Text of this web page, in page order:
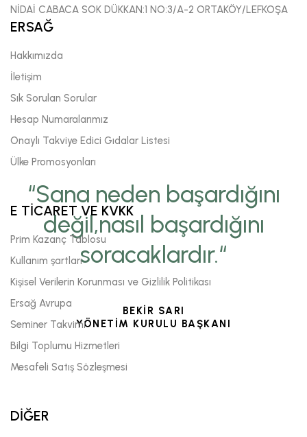
“Sana neden başardığını
değil,nasıl başardığını
soracaklardır.“
BEKİR SARI
YÖNETİM KURULU BAŞKANI
NİDAİ CABACA SOK DÜKKAN:1 NO:3/A-2 ORTAKÖY/LEFKOŞA
ERSAĞ
Hakkımızda
İletişim
Sık Sorulan Sorular
Hesap Numaralarımız
Onaylı Takviye Edici Gıdalar Listesi
Ülke Promosyonları
E TİCARET VE KVKK
Prim Kazanç Tablosu
Kullanım şartları
Kişisel Verilerin Korunması ve Gizlilik Politikası
Ersağ Avrupa
Seminer Takvimi
Bilgi Toplumu Hizmetleri
Mesafeli Satış Sözleşmesi
DİĞER